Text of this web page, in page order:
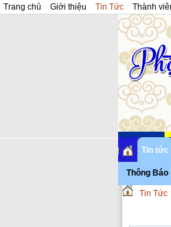
Trang chủ Giới thiệu Tin Tức Thành
Tin tức
Thông Báo
Tin Tức